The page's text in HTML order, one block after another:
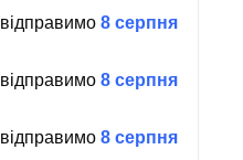
відправимо 8 серпня
відправимо 8 серпня
відправимо 8 серпня